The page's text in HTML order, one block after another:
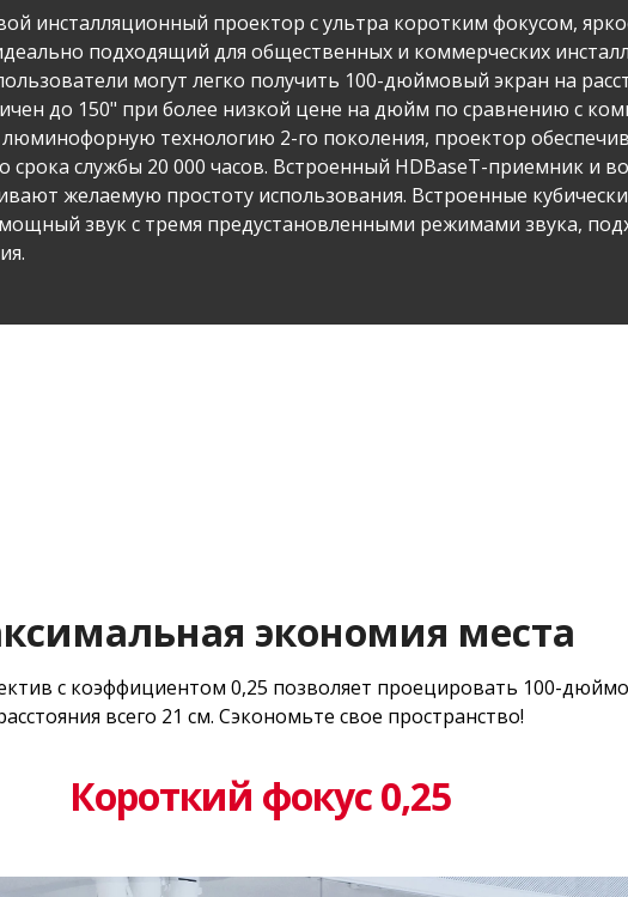
инсталляционный проектор с ультра коротким фокусом,
подходящий для общественных и коммерческих
могут легко получить 100-дюймовый экран на
до 150" при более низкой цене на дюйм по сравнению с
технологию 2-го поколения, проектор
срока службы 20 000 часов. Встроенный HDBaseT-приемник и
желаемую простоту использования. Встроенные
звук с тремя предустановленными режимами звука,
экономия места
с коэффициентом 0,25 позволяет проецировать 100-
всего 21 см. Сэкономьте свое пространство!
Короткий фокус 0,25